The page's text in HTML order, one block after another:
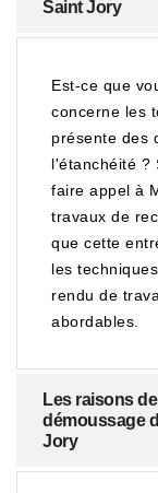
Saint Jory
Est-ce que
concerne les
présente des
l'étanchéité ?
faire appel à
travaux de
que cette
les
rendu de
abordables.
Les raisons
démoussage
Jory